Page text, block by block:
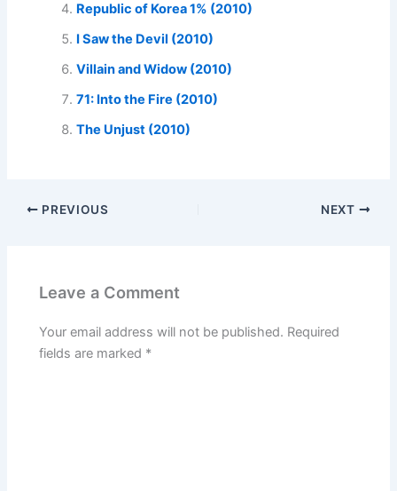
Republic of Korea 1% (2010)
I Saw the Devil (2010)
Villain and Widow (2010)
71: Into the Fire (2010)
The Unjust (2010)
PREVIOUS NEXT
Leave a Comment
Your email address will not be published. Required
fields are marked *